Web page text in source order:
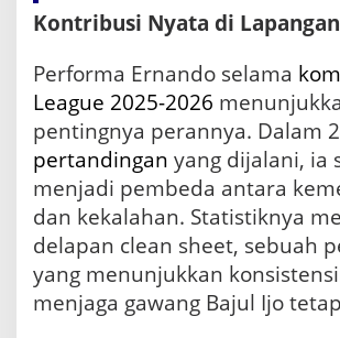
Kontribusi Nyata di Lapangan
Performa Ernando selama
League 2025-2026
pentingnya perannya. Dalam
pertandingan yang dijalani, ia
menjadi pembeda antara
dan kekalahan. Statistiknya
delapan clean sheet, sebuah
yang menunjukkan
menjaga gawang Bajul Ijo